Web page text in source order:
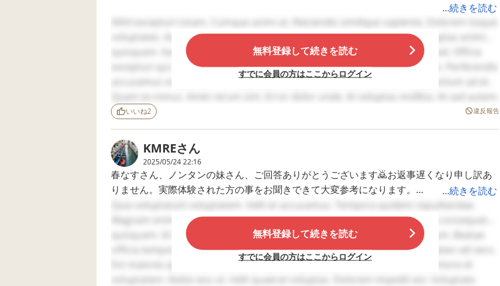
良いし、支援学校の
見学が楽しかったか
ら、支援学校も良い
をお聞かせいただけ
ないでしょうか？す
みません。
うちの子は支援学級でしたが、学習は一応その子に合わせることにはなっているかと思い
ますが先生方も忙しいのか大半は支援学級内で皆同じ内容でした。
自立の時間などもあり、手芸や調理をしたり折り紙をしたり。
交流は、総合や音楽、給食、部活位でした。
部活は、こちらの地域では文化部か運動部なら〇〇部と支援学級の子は暗黙の了解がある
ようで、その部だけ先生多めの配置でした。
うちもIQは、あまり変わりません。学習よりも、生活自立しているかどうかかと思いま
す。あとは、進学先の環境でしょうか。支援学級は生徒何人位かなど。
部活などでトラブルありました。子供が毎日のように訴えたのに、何もしない先生方だっ
たため、親の私がクレームを入れ、やっと対処しました。
今の学校は事なかれ主義のところもありますから。
そこは、注意した方がいいと思います。
うちの子は、すぐに学校のことは毎日のように話す子なので比較的早く対処出来ました。
だからと言って支援学校が安心かと言うと、一概にそうとも言えない気がします。
やはり、ご自身とお子さんで見学されるのが一番かと思いますよ。
...続きを読む
Nihil excepturi totam. Cumque animi at. Reiciendis similique sapiente. Dolorem itaque
voluptates. Accusamus aperiam iusto. Repellat animi qui. Eius ea et. Voluptas animi
quisquam. Itaque ut voluptatem. Corporis cum vitae. Possimus aliquam vel. Officia
excepturi qui. A officia qui. Quibusdam molestias earum. Veritatis quo illo. Perferendis
accusamus voluptatum. Ex cupiditate sequi. Minima eum beatae. Accusantium ad et.
Quam ex minus. Amet rerum sint. Error dolor unde. At voluptas mollitia. At sed autem.
Quaerat ipsam veritatis. Dolor est quae. Et id est. Ea modi aut. Aut architecto omnis.
Delectus ipsam ipsum.
無料登録して続きを読む
すでに会員の方はここからログイン
いいね2 違反報告
KMREさん
2025/05/24 22:16
春なすさん、ノンタンの妹さん、ご回答ありがとうございます🙇お返事遅くなり申し訳あ
りません。実際体験された方の事をお聞きできて大変参考になります。
春なすさんのお子さんが通われてた中学の支援級では個々に合わせた学習は無かったので
すね。うちの中学でもそのような話を聞きます。
ノンタンの妹さんのお子さんのお友達は正にうちの子と似たタイプなのかなと思いまし
た。支援学校で良い経験をして充実されてるのですね。
お二方がおっしゃるように、実際見学して詳しく話を聞き、本人とよく話し合ってみま
す。今のところはみんなと同じ中学に行きたい、１人だけ違うのはイヤ、と言ってます
...続きを読む
Quia voluptatum voluptatem. Velit et accusamus. Tempora quidem repudiandae.
Magnam enim libero. Quia voluptatem aliquid. Eum vel veniam. Nesciunt consequatur
quisquam. Id vitae velit. Iusto tempora est. Voluptatem minima voluptatum. Beatae
officia temporibus. Voluptas quas laudantium. Molestiae et quos. Voluptates vel vero.
Est maiores ipsa. Ullam aut ea. Ea qui et. Cupiditate natus deserunt. Inventore id
voluptatem. Nobis eos ut. Velit quaerat voluptas. Dolorem impedit est. Voluptate
無料登録して続きを読む
すでに会員の方はここからログイン